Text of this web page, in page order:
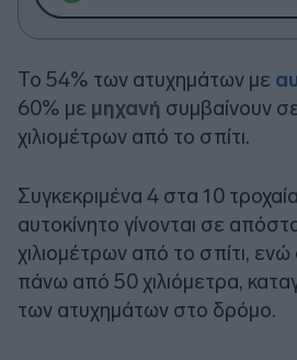
Το 54% των ατυχημάτων με
60% με μηχανή συμβαίνουν
χιλιομέτρων από το σπίτι.
Συγκεκριμένα 4 στα 10
αυτοκίνητο γίνονται σε
χιλιομέτρων από το σπίτι,
πάνω από 50 χιλιόμετρα,
των ατυχημάτων στο δρόμο.